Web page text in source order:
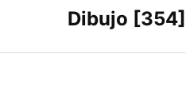
Dibujo [354]